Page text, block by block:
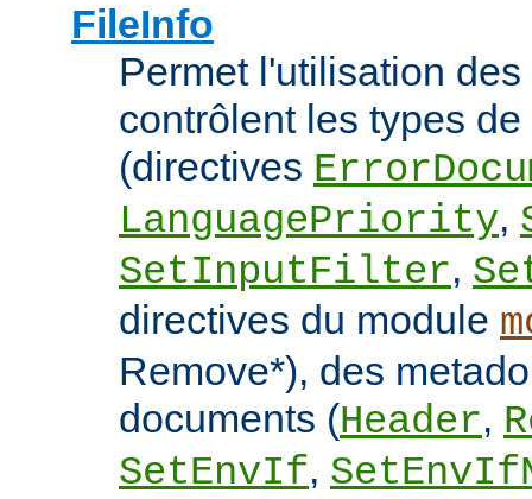
FileInfo
Permet l'utilisation
contrôlent les types
(directives
LanguagePriority,
SetInputFilter,
directives du module
Remove*), des
documents (Header,
SetEnvIf,